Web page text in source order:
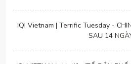
IQI Vietnam | Terrific Tuesday -
SAU 14